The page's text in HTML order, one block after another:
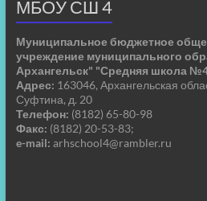
МБОУ СШ 4
Муниципальное бюджетное
учреждение муниципального
Архангельск" "Средняя школа
Адрес: 163046, Архангельская
Суфтина, д. 20
Телефон: (8182) 65-80-98
Факс: (8182) 20-53-83;
e-mail: arhschool4@rambler.ru